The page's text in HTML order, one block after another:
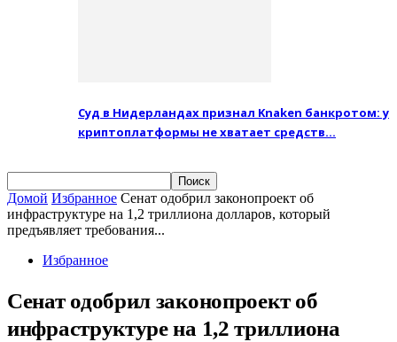
Суд в Нидерландах признал Knaken банкротом: у
криптоплатформы не хватает средств…
Домой Избранное Сенат одобрил законопроект об
инфраструктуре на 1,2 триллиона долларов, который
предъявляет требования...
Избранное
Сенат одобрил законопроект об
инфраструктуре на 1,2 триллиона